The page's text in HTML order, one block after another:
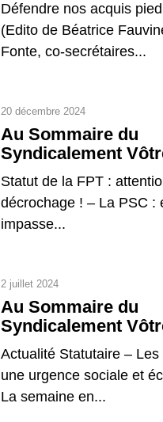
Défendre nos acquis
(Edito de Béatrice
Fonte, co-secrétaires...
20 décembre 2024
Au Sommaire du
Syndicalement
Statut de la FPT :
décrochage ! – La PSC :
impasse...
2 juillet 2024
Au Sommaire du
Syndicalement
Actualité Statutaire – Les
une urgence sociale et
La semaine en...